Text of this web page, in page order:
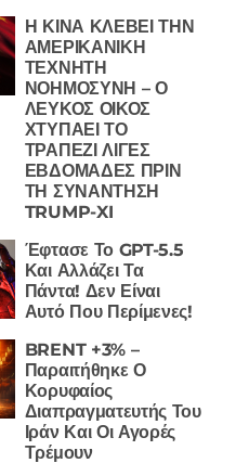
Η ΚΙΝΑ ΚΛΕΒΕΙ ΤΗΝ
ΑΜΕΡΙΚΑΝΙΚΗ
ΤΕΧΝΗΤΗ
ΝΟΗΜΟΣΥΝΗ – Ο
ΛΕΥΚΟΣ ΟΙΚΟΣ
ΧΤΥΠΑΕΙ ΤΟ
ΤΡΑΠΕΖΙ ΛΙΓΕΣ
ΕΒΔΟΜΑΔΕΣ ΠΡΙΝ
ΤΗ ΣΥΝΑΝΤΗΣΗ
TRUMP-XI
Έφτασε Το GPT-5.5
Και Αλλάζει Τα
Πάντα! Δεν Είναι
Αυτό Που Περίμενες!
BRENT +3% –
Παραιτήθηκε Ο
Κορυφαίος
Διαπραγματευτής Του
Ιράν Και Οι Αγορές
Τρέμουν